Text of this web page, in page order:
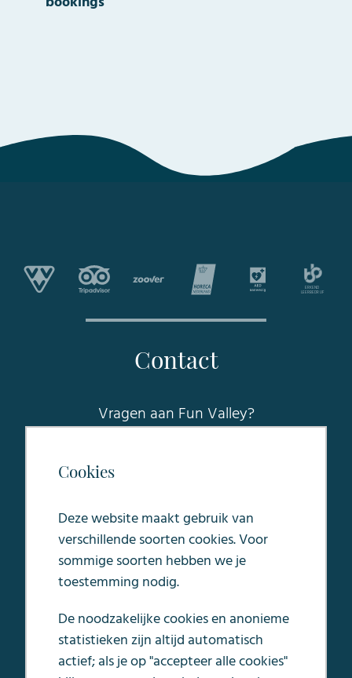
Contact
Vragen aan Fun Valley?
veelgesteldevragen of stuur een mail naar
sales@funvalleymaastricht.nl
Oosterweg 5
6245 LC Eijsden
Algemene voorwaarden
Cookies
Deze website maakt gebruik van
verschillende soorten cookies. Voor
sommige soorten hebben we je
toestemming nodig.
De noodzakelijke cookies en anonieme
statistieken zijn altijd automatisch
actief; als je op "accepteer alle cookies"